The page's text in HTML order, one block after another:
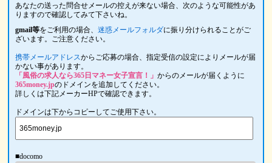
あなたの送った問合せメールの控えが来ない場合、次のような可能性があ
りますので確認してみて下さいね。
gmail等をご利用の場合、迷惑メールフォルダに振り分けられることがご
ざいます。ご注意ください。
携帯メールアドレスからご応募の場合、指定受信の設定によりメールが届
かない事があります。
「風俗の求人なら365日マネー女子宣言！」からのメールが届くように
365money.jpのドメインを追加してください。
詳しくは下記メーカーHPで確認できます。
ドメインは下からコピーしてご使用下さい。
■docomo